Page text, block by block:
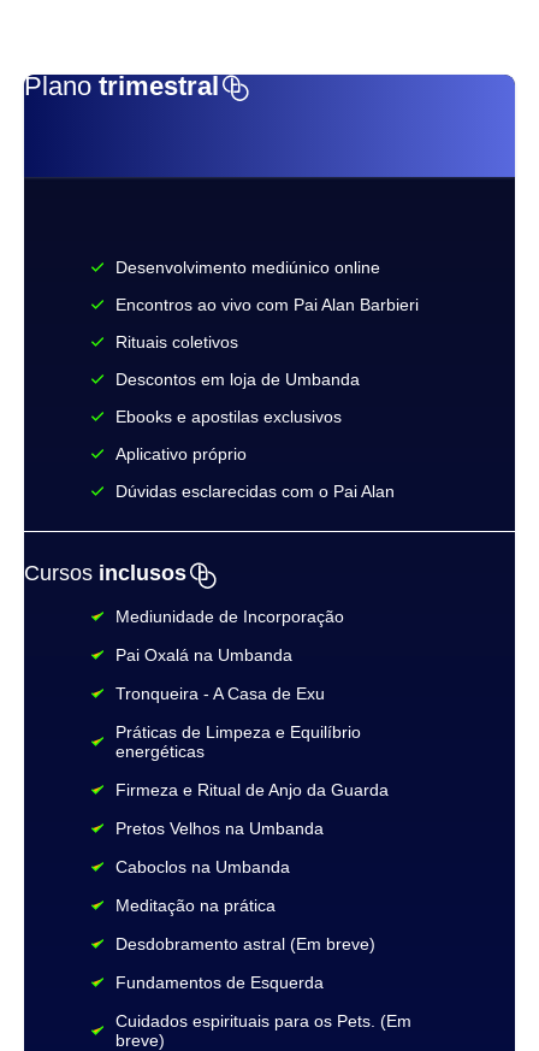
Plano trimestral
Desenvolvimento mediúnico online
Encontros ao vivo com Pai Alan Barbieri
Rituais coletivos
Descontos em loja de Umbanda
Ebooks e apostilas exclusivos
Aplicativo próprio
Dúvidas esclarecidas com o Pai Alan
Cursos inclusos
Mediunidade de Incorporação
Pai Oxalá na Umbanda
Tronqueira - A Casa de Exu
Práticas de Limpeza e Equilíbrio
energéticas
Firmeza e Ritual de Anjo da Guarda
Pretos Velhos na Umbanda
Caboclos na Umbanda
Meditação na prática
Desdobramento astral (Em breve)
Fundamentos de Esquerda
Cuidados espirituais para os Pets. (Em
breve)